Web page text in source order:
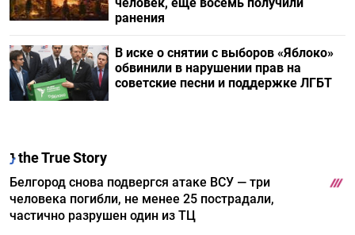
ранения
В иске о снятии с выборов «Яблоко»
обвинили в нарушении прав на
советские песни и поддержке ЛГБТ